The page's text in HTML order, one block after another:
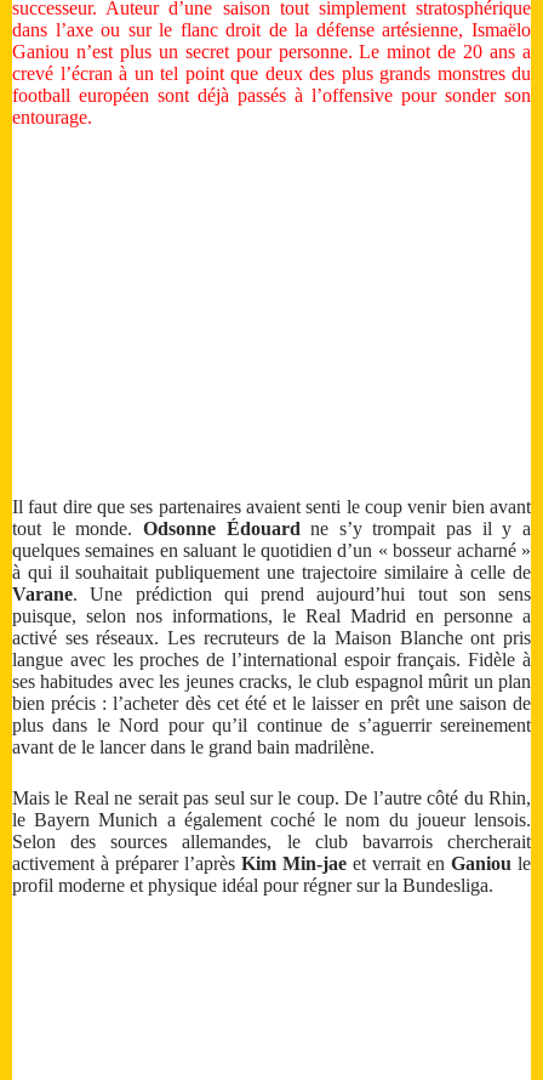
successeur. Auteur d’une saison tout simplement stratosphérique
dans l’axe ou sur le flanc droit de la défense artésienne, Ismaëlo
Ganiou n’est plus un secret pour personne. Le minot de 20 ans a
crevé l’écran à un tel point que deux des plus grands monstres du
football européen sont déjà passés à l’offensive pour sonder son
entourage.
Il faut dire que ses partenaires avaient senti le coup venir bien avant
tout le monde. Odsonne Édouard ne s’y trompait pas il y a
quelques semaines en saluant le quotidien d’un « bosseur acharné »
à qui il souhaitait publiquement une trajectoire similaire à celle de
Varane. Une prédiction qui prend aujourd’hui tout son sens
puisque, selon nos informations, le Real Madrid en personne a
activé ses réseaux. Les recruteurs de la Maison Blanche ont pris
langue avec les proches de l’international espoir français. Fidèle à
ses habitudes avec les jeunes cracks, le club espagnol mûrit un plan
bien précis : l’acheter dès cet été et le laisser en prêt une saison de
plus dans le Nord pour qu’il continue de s’aguerrir sereinement
avant de le lancer dans le grand bain madrilène.
Mais le Real ne serait pas seul sur le coup. De l’autre côté du Rhin,
le Bayern Munich a également coché le nom du joueur lensois.
Selon des sources allemandes, le club bavarrois chercherait
activement à préparer l’après Kim Min-jae et verrait en Ganiou le
profil moderne et physique idéal pour régner sur la Bundesliga.